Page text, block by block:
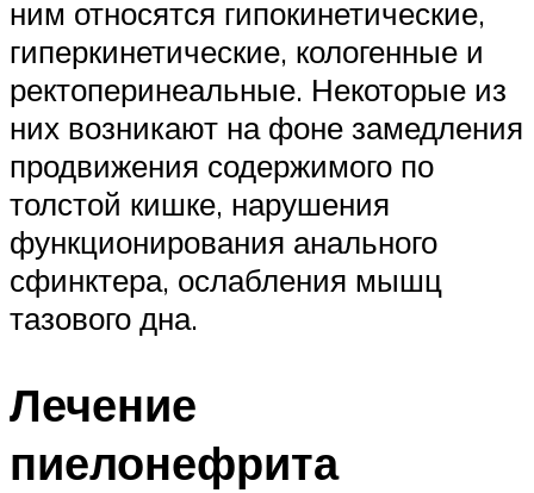
ним относятся гипокинетические,
гиперкинетические, кологенные и
ректоперинеальные. Некоторые из
них возникают на фоне замедления
продвижения содержимого по
толстой кишке, нарушения
функционирования анального
сфинктера, ослабления мышц
тазового дна.
Лечение
пиелонефрита